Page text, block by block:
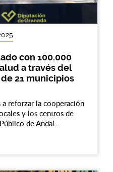
con 100.000
a través del
21 municipios
a reforzar la cooperación
y los centros de
de Andal...